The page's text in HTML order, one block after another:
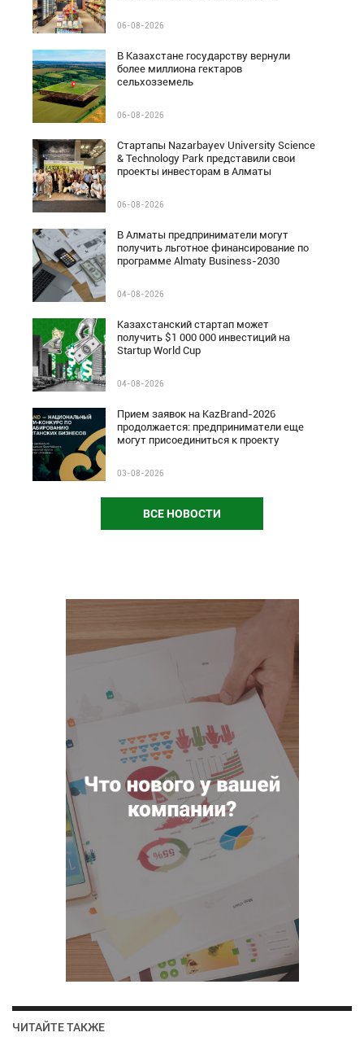
06-08-2026
В Казахстане государству вернули
более миллиона гектаров
сельхозземель
06-08-2026
Стартапы Nazarbayev University Science
& Technology Park представили свои
проекты инвесторам в Алматы
06-08-2026
В Алматы предприниматели могут
получить льготное финансирование по
программе Almaty Business-2030
04-08-2026
Казахстанский стартап может
получить $1 000 000 инвестиций на
Startup World Cup
04-08-2026
Прием заявок на KazBrand-2026
продолжается: предприниматели еще
могут присоединиться к проекту
03-08-2026
ВСЕ НОВОСТИ
ЧИТАЙТЕ ТАКЖЕ